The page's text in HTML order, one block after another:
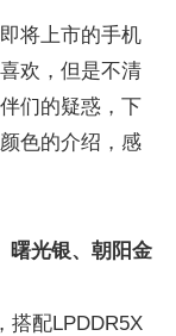
将上市的手机
欢，但是不清
们的疑惑，下
色的介绍，感
曙光银、朝阳金
搭配LPDDR5X